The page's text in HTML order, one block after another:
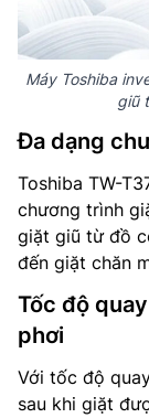
Máy Toshiba
giũ
Đa dạng
Toshiba TW-
chương trình
giặt giũ từ đồ
đến giặt chăn
Tốc độ
phơi
Với tốc độ
sau khi giặt